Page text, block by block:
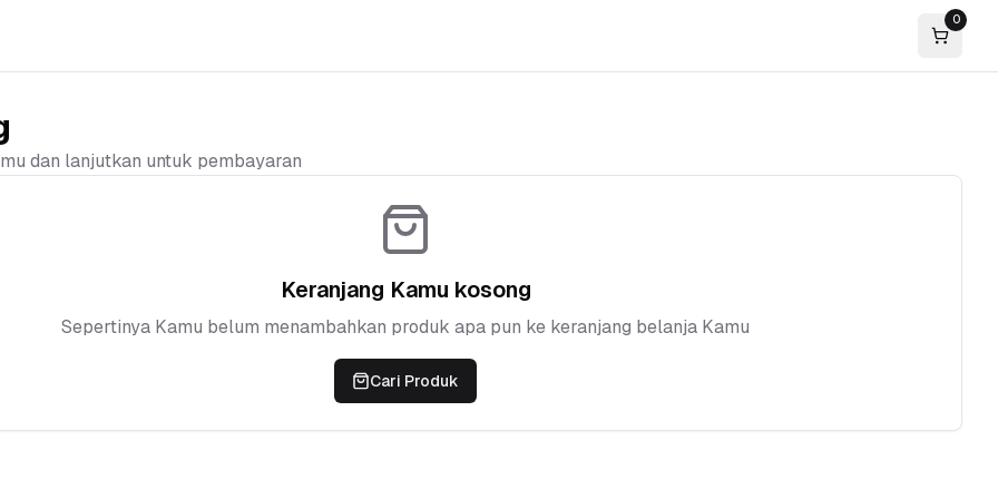
0
Cart
dan lanjutkan untuk pembayaran
Keranjang Kamu kosong
Sepertinya Kamu belum menambahkan produk apa pun ke keranjang belanja Kamu
Cari Produk